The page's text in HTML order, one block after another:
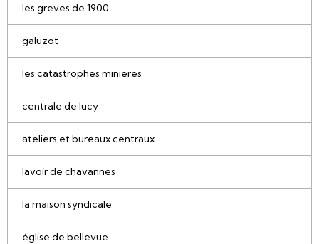
les greves de 1900
galuzot
les catastrophes minieres
centrale de lucy
ateliers et bureaux centraux
lavoir de chavannes
la maison syndicale
église de bellevue